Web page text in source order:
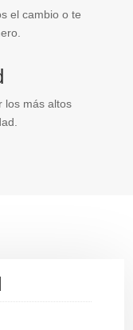
el cambio o te
los más altos